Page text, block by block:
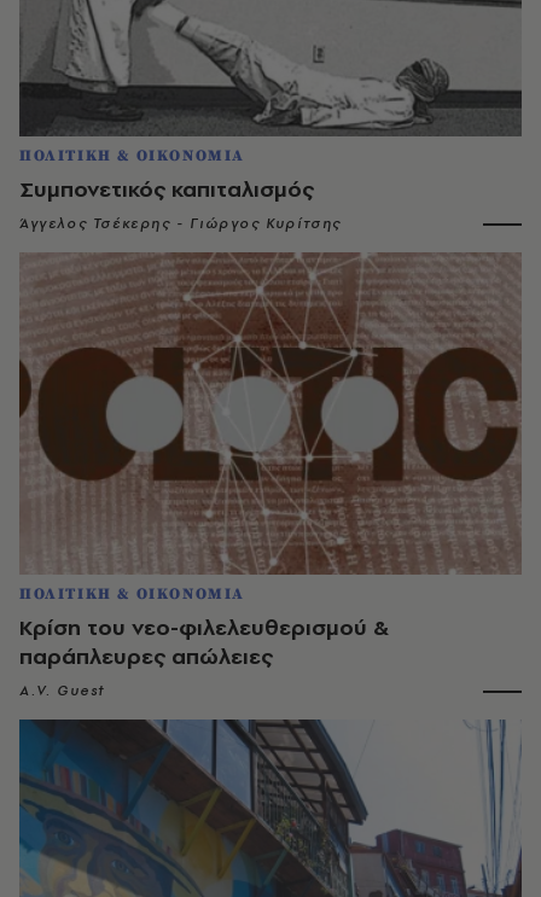
ΠΟΛΙΤΙΚΗ & ΟΙΚΟΝΟΜΙΑ
Συμπονετικός καπιταλισμός
Άγγελος Τσέκερης - Γιώργος Κυρίτσης
ΠΟΛΙΤΙΚΗ & ΟΙΚΟΝΟΜΙΑ
Κρίση του νεο-φιλελευθερισμού &
παράπλευρες απώλειες
A.V. Guest